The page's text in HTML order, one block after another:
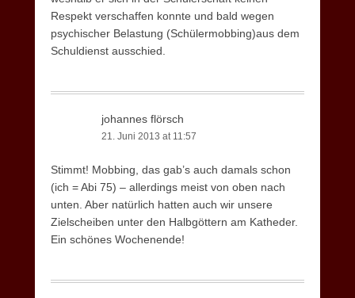
Respekt verschaffen konnte und bald wegen
psychischer Belastung (Schülermobbing)aus dem
Schuldienst ausschied.
johannes flörsch
21. Juni 2013 at 11:57
Stimmt! Mobbing, das gab’s auch damals schon
(ich = Abi 75) – allerdings meist von oben nach
unten. Aber natürlich hatten auch wir unsere
Zielscheiben unter den Halbgöttern am Katheder.
Ein schönes Wochenende!